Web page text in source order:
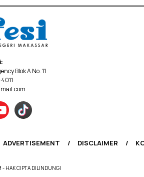
Blok A No. 11
ADVERTISEMENT DISCLAIMER
- HAK CIPTA DILINDUNGI